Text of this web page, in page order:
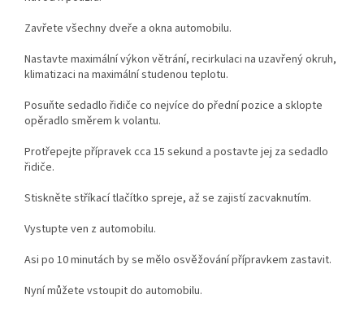
Zavřete všechny dveře a okna automobilu.
Nastavte maximální výkon větrání, recirkulaci na uzavřený okruh,
klimatizaci na maximální studenou teplotu.
Posuňte sedadlo řidiče co nejvíce do přední pozice a sklopte
opěradlo směrem k volantu.
Protřepejte přípravek cca 15 sekund a postavte jej za sedadlo
řidiče.
Stiskněte stříkací tlačítko spreje, až se zajistí zacvaknutím.
Vystupte ven z automobilu.
Asi po 10 minutách by se mělo osvěžování přípravkem zastavit.
Nyní můžete vstoupit do automobilu.